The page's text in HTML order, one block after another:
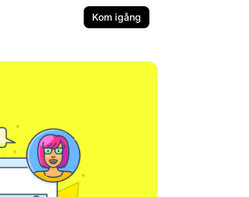
Kom igång